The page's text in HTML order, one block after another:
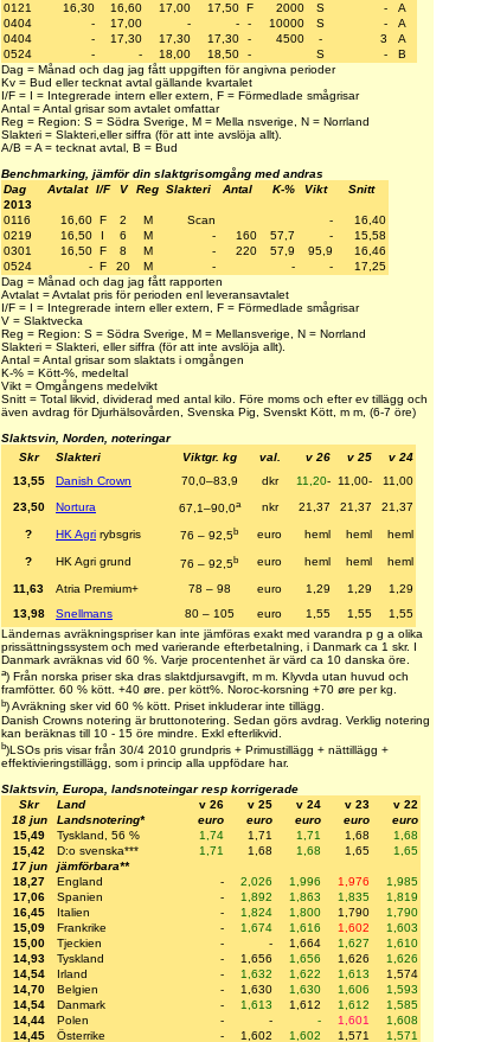
0121
16,30 16,60 17,00 17,50 F 2000 S -
A
0404
- 17,00 - - - 10000 S -
A
0404
- 17,30 17,30 17,30 - 4500 - 3
A
0524
- - 18,00 18,50 - S -
B
Dag = Månad och dag jag fått uppgiften för angivna perioder
Kv = Bud eller tecknat avtal gällande kvartalet
I/F = I = Integrerade intern eller extern, F = Förmedlade smågrisar
Antal = Antal grisar som avtalet omfattar
Reg = Region: S = Södra Sverige, M = Mella nsverige, N = Norrland
Slakteri = Slakteri,eller siffra (för att inte avslöja allt).
A/B = A = tecknat avtal, B = Bud
Benchmarking, jämför din slaktgrisomgång med andras
Dag
Avtalat I/F V Reg Slakteri Antal K-% Vikt
Snitt
2013
0116
16,60 F 2 M Scan -
16,40
0219
16,50 I 6 M - 160 57,7 -
15,58
0301
16,50 F 8 M - 220 57,9 95,9
16,46
0524
- F 20 M - - -
17,25
Dag = Månad och dag jag fått rapporten
Avtalat = Avtalat pris för perioden enl leveransavtalet
I/F = I = Integrerade intern eller extern, F = Förmedlade smågrisar
V = Slaktvecka
Reg = Region: S = Södra Sverige, M = Mellansverige, N = Norrland
Slakteri = Slakteri, eller siffra (för att inte avslöja allt).
Antal = Antal grisar som slaktats i omgången
K-% = Kött-%, medeltal
Vikt = Omgångens medelvikt
Snitt = Total likvid, dividerad med antal kilo. Före moms och efter ev tillägg och
även avdrag för Djurhälsovården, Svenska Pig, Svenskt Kött, m m, (6-7 öre)
Slaktsvin, Norden, noteringar
Skr
Slakteri Viktgr. kg val. v 26 v 25
v 24
13,55
Danish Crown 70,0–83,9 dkr 11,20- 11,00-
11,00
23,50
Nortura 67,1–90,0a nkr 21,37 21,37 21,37
? HK Agri rybsgris 76 – 92,5b euro heml heml heml
? HK Agri grund 76 – 92,5b euro heml heml heml
11,63 Atria Premium+ 78 – 98 euro 1,29 1,29
1,29
13,98
Snellmans 80 – 105 euro 1,55 1,55
1,55
Ländernas avräkningspriser kan inte jämföras exakt med varandra p g a olika
prissättningssystem och med varierande efterbetalning, i Danmark ca 1 skr. I
Danmark avräknas vid 60 %. Varje procentenhet är värd ca 10 danska öre.
a) Från norska priser ska dras slaktdjursavgift, m m. Klyvda utan huvud och
framfötter. 60 % kött. +40 øre. per kött%. Noroc-korsning +70 øre per kg.
b) Avräkning sker vid 60 % kött. Priset inkluderar inte tillägg.
Danish Crowns notering är bruttonotering. Sedan görs avdrag. Verklig notering
kan beräknas till 10 - 15 öre mindre. Exkl efterlikvid.
b)LSOs pris visar från 30/4 2010 grundpris + Primustillägg + nättillägg +
effektivieringstillägg, som i princip alla uppfödare har.
Slaktsvin, Europa, landsnoteingar resp korrigerade
Skr
Land v 26 v 25 v 24 v 23
v 22
18 jun
Landsnotering* euro euro euro euro
euro
15,49
Tyskland, 56 % 1,74 1,71 1,71 1,68
1,68
15,42
D:o svenska*** 1,71 1,68 1,68 1,65
1,65
17 jun
jämförbara**
18,27
England - 2,026 1,996 1,976
1,985
17,06
Spanien - 1,892 1,863 1,835
1,819
16,45
Italien - 1,824 1,800 1,790
1,790
15,09
Frankrike - 1,674 1,616 1,602
1,603
15,00
Tjeckien - - 1,664 1,627
1,610
14,93
Tyskland - 1,656 1,656 1,626
1,626
14,54
Irland - 1,632 1,622 1,613
1,574
14,70
Belgien - 1,630 1,630 1,606
1,593
14,54
Danmark - 1,613 1,612 1,612
1,585
14,44
Polen - - - 1,601
1,608
14,45
Österrike - 1,602 1,602 1,571
1,571